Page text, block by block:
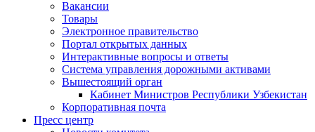
Вакансии
Товары
Электронное правительство
Портал открытых данных
Интерактивные вопросы и ответы
Система управления дорожными активами
Вышестоящий орган
Кабинет Министров Республики Узбекистан
Корпоративная почта
Пресс центр